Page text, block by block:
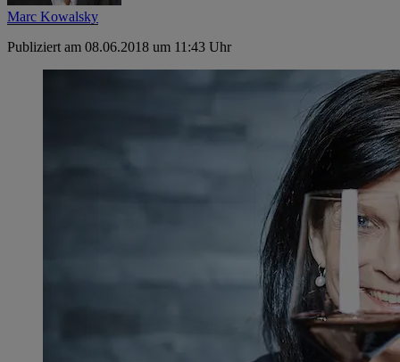
Marc Kowalsky
Publiziert am 08.06.2018 um 11:43 Uhr